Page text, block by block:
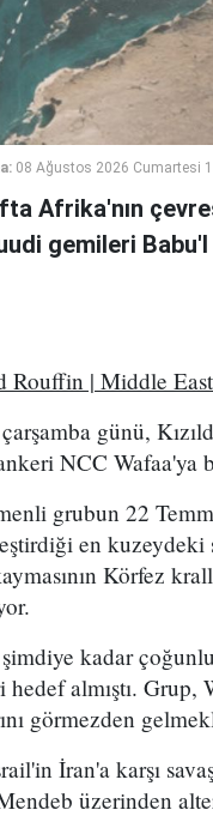
08 Ağustos 2026 Cumartesi
Afrika'nın
gemileri
Rouffin | Middle
günü,
NCC Wafaa'ya
grubun 22
en kuzeydeki
Körfez
kadar
hedef almıştı. Grup,
görmezden
İran'a karşı
üzerinden